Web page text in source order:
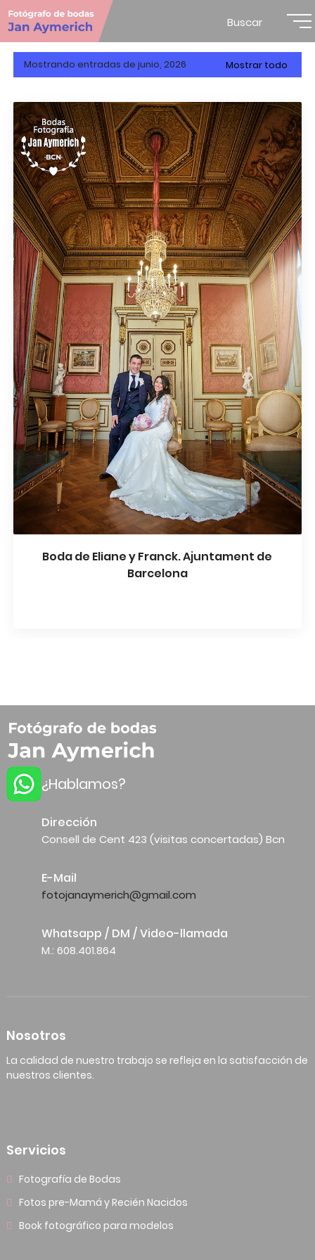
Buscar
Mostrando entradas de junio, 2026 Mostrar todo
Boda de Eliane y Franck. Ajuntament de
Barcelona
¿Hablamos?
Dirección
Consell de Cent 423 (visitas concertadas) Bcn
E-Mail
fotojanaymerich@gmail.com
Whatsapp / DM / Video-llamada
M.: 608.401.864
Nosotros
La calidad de nuestro trabajo se refleja en la satisfacción de
nuestros clientes.
Servicios
Fotografía de Bodas
Fotos pre-Mamá y Recién Nacidos
Book fotográfico para modelos